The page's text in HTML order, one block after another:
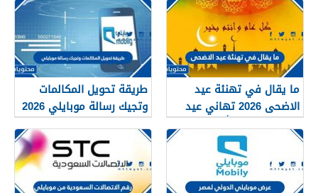
ما يقال في تهنئة عيد
الاضحى 2026 تهاني عيد
الاضحى تقبل الله منا
ومنكم
طريقة تحويل المكالمات
وتجيك رسالة موبايلي 2026